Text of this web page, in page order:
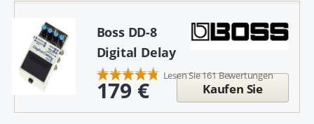
Boss DD-8
Digital Delay
Lesen Sie 161 Bewertungen
179 € Kaufen Sie